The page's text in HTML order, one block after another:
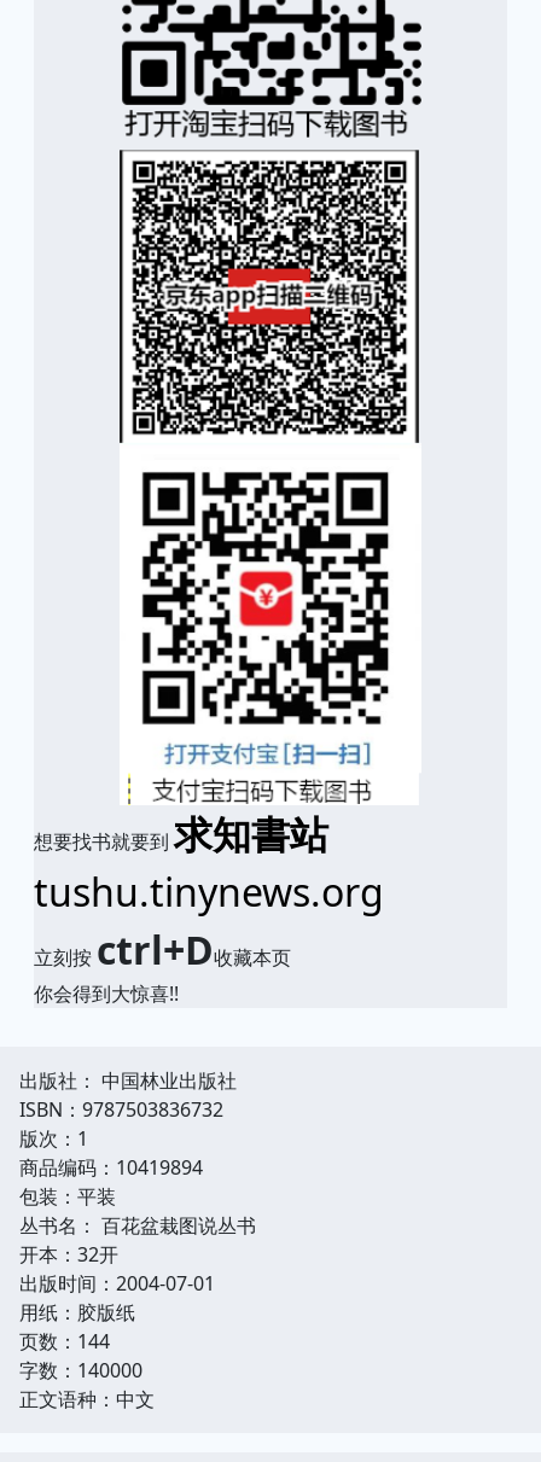
想要找书就要到求知書站
tushu.tinynews.org
立刻按 ctrl+D收藏本页
你会得到大惊喜!!
出版社： 中国林业出版社
ISBN：9787503836732
版次：1
商品编码：10419894
包装：平装
丛书名： 百花盆栽图说丛书
开本：32开
出版时间：2004-07-01
用纸：胶版纸
页数：144
字数：140000
正文语种：中文